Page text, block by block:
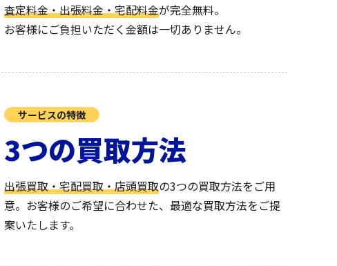
査定料金・出張料金・宅配料金が完全無料。
お客様にご負担いただく金額は一切ありません。
サービスの特徴
3つの買取方法
出張買取・宅配買取・店頭買取の3つの買取方法をご用
意。お客様のご希望に合わせた、最適な買取方法をご提
案いたします。